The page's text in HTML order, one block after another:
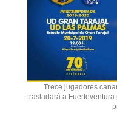
Trece jugadores
trasladará a